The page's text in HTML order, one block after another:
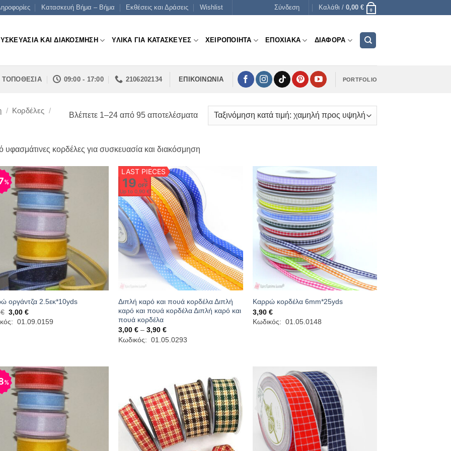
Κατασκευή Βήμα – Βήμα Εκθέσεις και Δράσεις Wishlist Σύνδεση Καλάθι / 0,00 € 0
ΚΑΙ ΔΙΑΚΟΣΜΗΣΗ ΥΛΙΚΑ ΓΙΑ ΚΑΤΑΣΚΕΥΕΣ ΧΕΙΡΟΠΟΙΗΤΑ ΕΠΟΧΙΑΚΑ ΔΙΑΦΟΡΑ
ΤΟΠΟΘΕΣΙΑ 09:00 - 17:00 2106202134 ΕΠΙΚΟΙΝΩΝΙΑ PORTFOLIO
/ Κορδέλες /
Βλέπετε 1–24 από 95 αποτελέσματαSorted
low
υφασμάτινες κορδέλες για συσκευασία και διακόσμηση
%
οργάντζα 2.5εκ*10yds
€ Original
price
was:
3,00€Η
τρέχουσα
τιμή
01.09.0159
LAST PIECES
19
%
OFF
Up to 0,90 €
Διπλή καρό και πουά κορδέλα Διπλή
καρό και πουά κορδέλα Διπλή καρό και
πουά κορδέλα
3,00€ – 3,90€Price
range:
3,00 €
Κωδικός: 01.05.0293
Καρρώ κορδέλα 6mm*25yds
3,90€
Κωδικός: 01.05.0148
%